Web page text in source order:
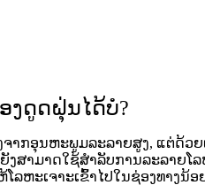
ງດູດຝຸ່ນໄດ້ບໍ?
ກອຸນຫະພູມລະລາຍສູງ, ແຕ່ດ້ວຍເ
ງສາມາດໃຊ້ສໍາລັບການລະລາ
ຫະເຈາະເຂົ້າໄປໃນຊ່ອງທາງນ້